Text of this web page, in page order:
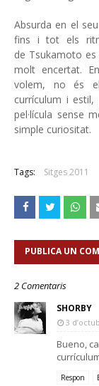
Absurda en el
fins i tot els
de Tsukamoto
molt encertat.
volem, no és
currículum i
pel·lícula sense
simple curiositat.
Tags: Sitges 2011
PUBLICA UN
2 Comentaris
SHORBY
3
Bueno,
Respon